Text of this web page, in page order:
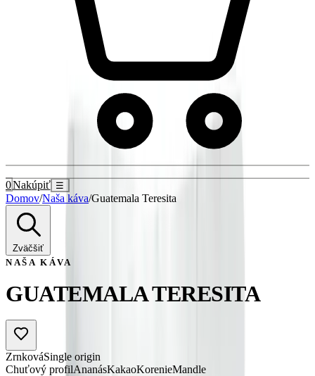
0Nakúpiť ☰
Domov/Naša káva/Guatemala Teresita
Zväčšiť
NAŠA KÁVA
GUATEMALA TERESITA
ZrnkováSingle origin
Chuťový profilAnanásKakaoKorenieMandle